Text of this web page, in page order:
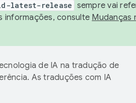
latest-release sempre vai
informações, consulte Mudanças
de IA na tradução de
As traduções com IA